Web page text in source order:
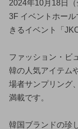
2024年10月18日
3F イベントホー
きるイベント「
ファッション・ビ
韓の人気アイテム
場者サンプリング
満載です。
韓国ブランドの珍